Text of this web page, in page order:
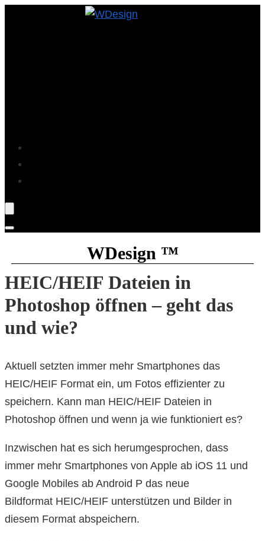
WDesign ™
HEIC/HEIF Dateien in
Photoshop öffnen – geht das
und wie?
Aktuell setzten immer mehr Smartphones das
HEIC/HEIF Format ein, um Fotos effizienter zu
speichern. Kann man HEIC/HEIF Dateien in
Photoshop öffnen und wenn ja wie funktioniert es?
Inzwischen hat es sich herumgesprochen, dass
immer mehr Smartphones von Apple ab iOS 11 und
Google Mobiles ab Android P das neue
Bildformat HEIC/HEIF unterstützen und Bilder in
diesem Format abspeichern.